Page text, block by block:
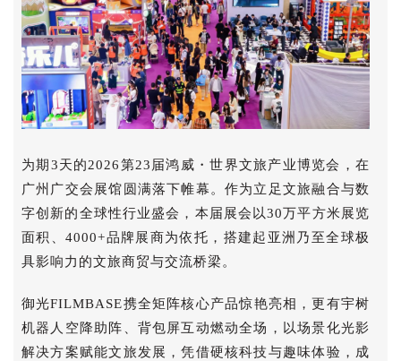
为期3天的2026第23届鸿威・世界文旅产业博览会，在
广州广交会展馆圆满落下帷幕。作为立足文旅融合与数
字创新的全球性行业盛会，本届展会以30万平方米展览
面积、4000+品牌展商为依托，搭建起亚洲乃至全球极
具影响力的文旅商贸与交流桥梁。
御光FILMBASE携全矩阵核心产品惊艳亮相，更有宇树
机器人 空降助阵、背包屏互动燃动全场，以场景化光影
解决方案赋能文旅发展，凭借硬核科技与趣味体验，成